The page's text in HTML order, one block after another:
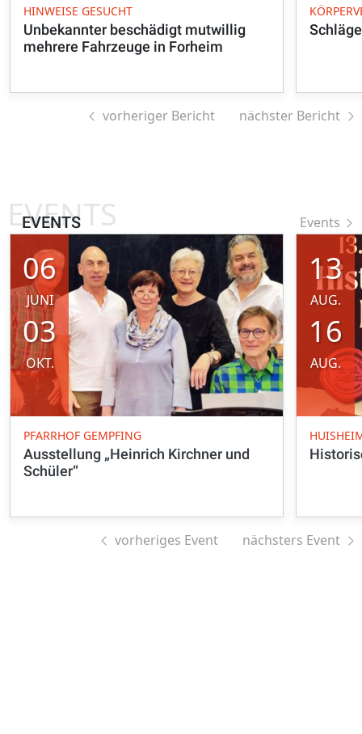
HINWEISE GESUCHT
Unbekannter beschädigt mutwillig
mehrere Fahrzeuge in Forheim
vorheriger Bericht nächster Bericht
EVENTS
EVENTS Events
06
JUNI
03
OKT.
PFARRHOF GEMPFING
Ausstellung „Heinrich Kirchner und
Schüler“
13
AUG.
16
AUG.
vorheriges Event nächsters Event